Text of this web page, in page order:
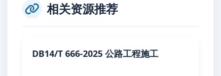
相关资源推荐
DB14/T 666-2025 公路工程施工